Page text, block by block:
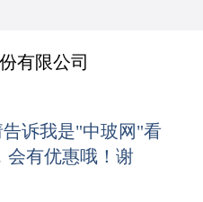
有限公司
告诉我是"中玻网"看
会有优惠哦！谢